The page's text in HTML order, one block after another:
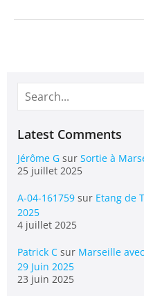
Latest Comments
Jérôme G sur Sortie à
25 juillet 2025
A-04-161759 sur Etang de
2025
4 juillet 2025
Patrick C sur Marseille
29 Juin 2025
23 juin 2025